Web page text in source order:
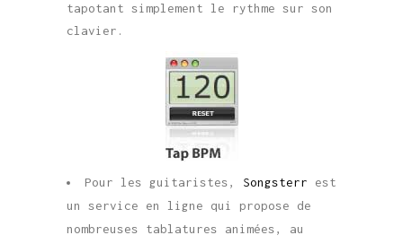
tapotant simplement le rythme sur son
clavier.
Pour les guitaristes, Songsterr est
un service en ligne qui propose de
nombreuses tablatures animées, au